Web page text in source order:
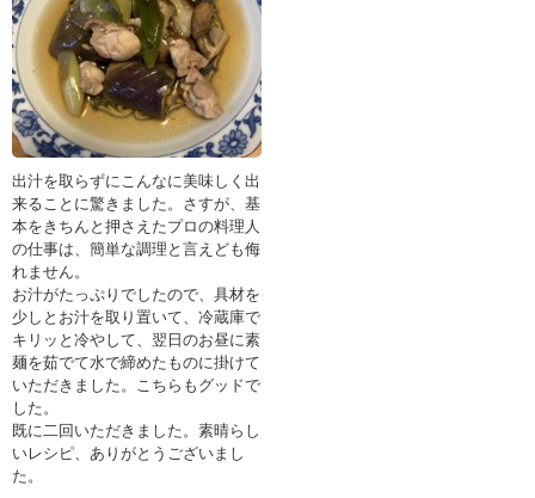
出汁を取らずにこんなに美味しく出
来ることに驚きました。さすが、基
本をきちんと押さえたプロの料理人
の仕事は、簡単な調理と言えども侮
れません。
お汁がたっぷりでしたので、具材を
少しとお汁を取り置いて、冷蔵庫で
キリッと冷やして、翌日のお昼に素
麺を茹でて水で締めたものに掛けて
いただきました。こちらもグッドで
した。
既に二回いただきました。素晴らし
いレシピ、ありがとうございまし
た。